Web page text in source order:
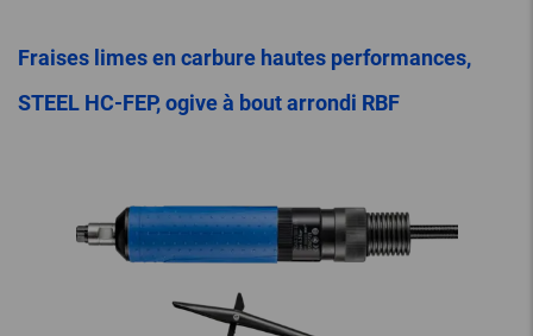
Fraises limes en carbure hautes performances,
STEEL HC-FEP, ogive à bout arrondi RBF